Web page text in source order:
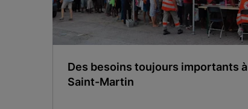
Des besoins toujours importants à
Saint-Martin